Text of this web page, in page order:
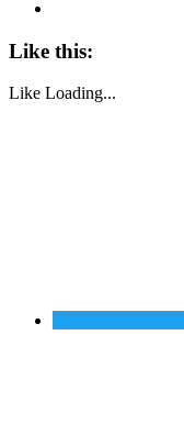
Like this:
Like Loading...